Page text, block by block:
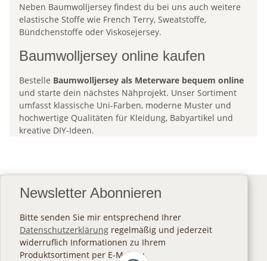
Neben Baumwolljersey findest du bei uns auch weitere
elastische Stoffe wie French Terry, Sweatstoffe,
Bündchenstoffe oder Viskosejersey.
Baumwolljersey online kaufen
Bestelle Baumwolljersey als Meterware bequem online
und starte dein nächstes Nähprojekt. Unser Sortiment
umfasst klassische Uni-Farben, moderne Muster und
hochwertige Qualitäten für Kleidung, Babyartikel und
kreative DIY-Ideen.
Newsletter Abonnieren
Bitte senden Sie mir entsprechend Ihrer
Datenschutzerklärung regelmäßig und jederzeit
widerruflich Informationen zu Ihrem
Produktsortiment per E-Mail zu.